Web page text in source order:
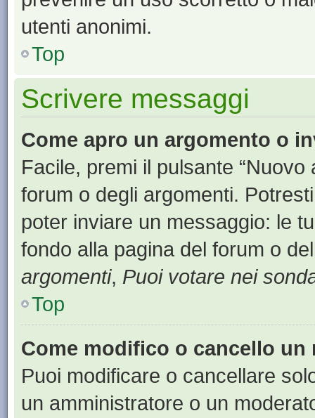
utenti anonimi.
Top
Scrivere messaggi
Come apro un argomento o
Facile, premi il pulsante
forum o degli argomenti.
poter inviare un messaggio: le
fondo alla pagina del forum o
argomenti, Puoi votare nei
Top
Come modifico o cancello un
Puoi modificare o cancellare
un amministratore o un